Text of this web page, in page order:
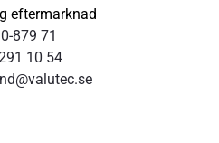
tillräcklig luftmängd, och
virkespaketen är
Detta uppnås genom
fläktar med tillräcklig effekt
För att motverka
eftermarknad
879 71
10 54